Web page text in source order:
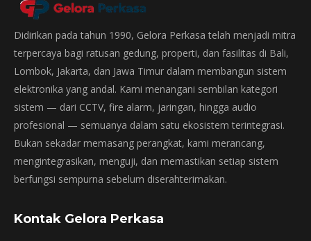
Didirikan pada tahun 1990, Gelora Perkasa telah menjadi mitra
terpercaya bagi ratusan gedung, properti, dan fasilitas di Bali,
Lombok, Jakarta, dan Jawa Timur dalam membangun sistem
elektronika yang andal. Kami menangani sembilan kategori
sistem — dari CCTV, fire alarm, jaringan, hingga audio
profesional — semuanya dalam satu ekosistem terintegrasi.
Bukan sekadar memasang perangkat, kami merancang,
mengintegrasikan, menguji, dan memastikan setiap sistem
berfungsi sempurna sebelum diserahterimakan.
Kontak Gelora Perkasa